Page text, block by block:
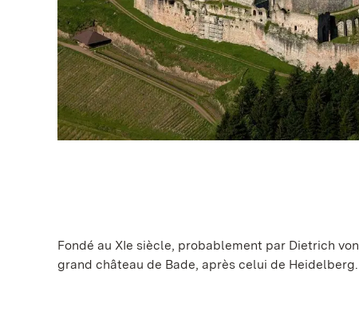
Fondé au XIe siècle, probablement par Dietrich
grand château de Bade, après celui de Heidelberg.